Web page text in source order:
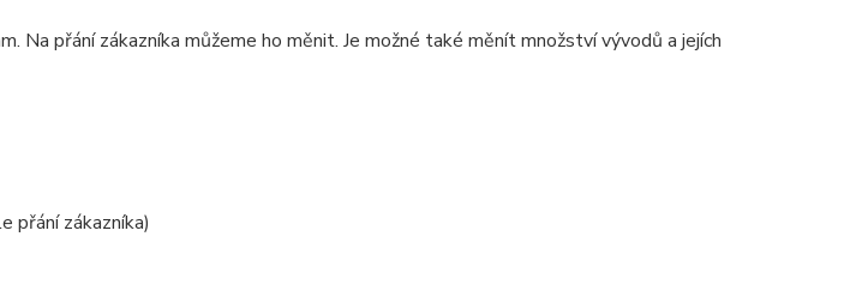
Na přání zákazníka můžeme ho měnit. Je možné také měnít množství vývodů a jejích
přání zákazníka)